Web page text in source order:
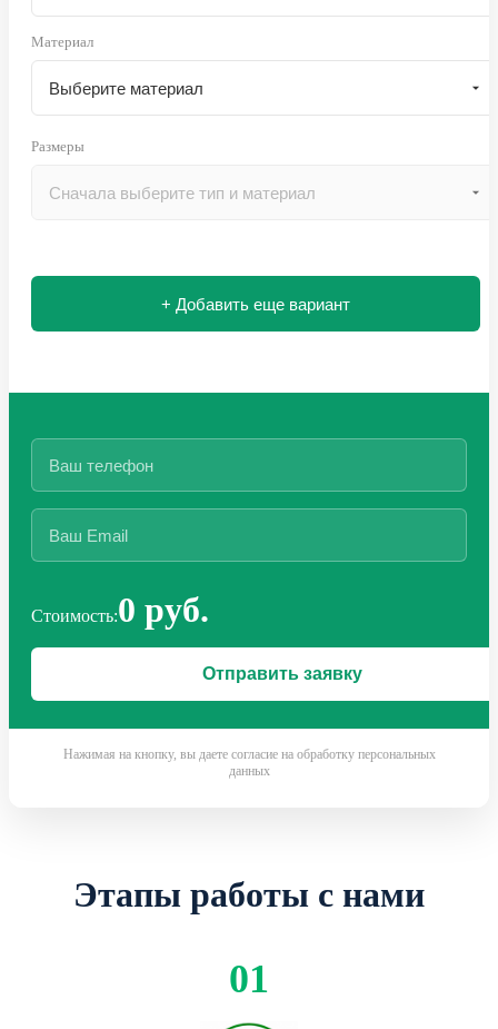
Материал
Размеры
+ Добавить еще вариант
Стоимость:0 руб.
Нажимая на кнопку, вы даете согласие на обработку персональных
данных
Этапы работы с нами